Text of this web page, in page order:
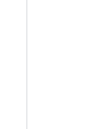
Denken
Das
:Die
dieser
Elemente in der